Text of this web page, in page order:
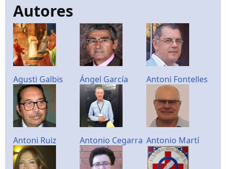
Autores
Agusti Galbis Ángel García Antoni Fontelles
Antoni Ruiz Antonio Cegarra Antonio Martí